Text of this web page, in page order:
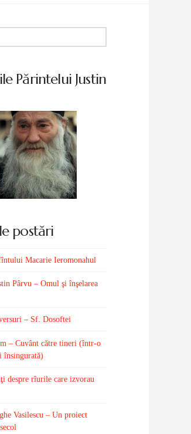
Părintelui Justin
postări
Macarie Ieromonahul
Pârvu – Omul şi înşelarea
– Sf. Dosoftei
– Cuvânt către tineri (într-o
însingurată)
despre rîurile care izvorau
Vasilescu – Un proiect